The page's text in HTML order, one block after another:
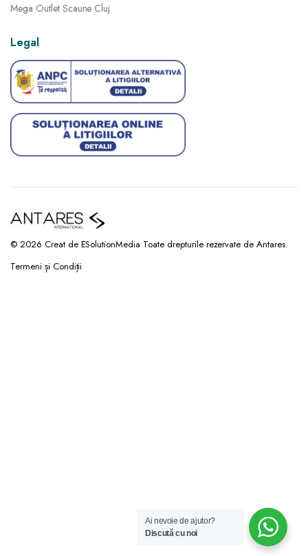
Mega Outlet Scaune Cluj
Legal
© 2026 Creat de ESolutionMedia Toate drepturile rezervate de Antares.
Termeni și Condiții
Ai nevoie de ajutor?
Discută cu noi